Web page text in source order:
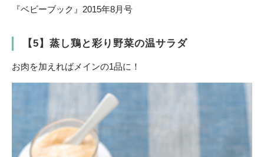
『ベビーブック』2015年8月号
【5】蒸し鶏と彩り野菜の温サラダ
お肉を加えればメインの1品に！